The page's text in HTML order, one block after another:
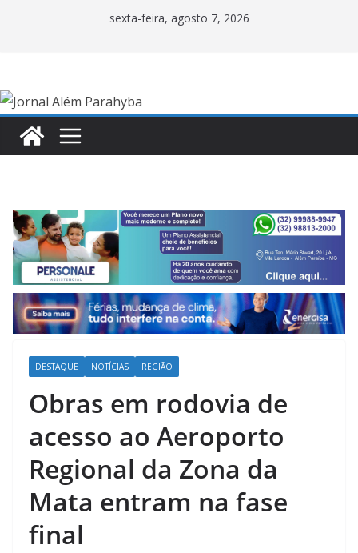
sexta-feira, agosto 7, 2026
DESTAQUE NOTÍCIAS REGIÃO
Obras em rodovia de
acesso ao Aeroporto
Regional da Zona da
Mata entram na fase
final